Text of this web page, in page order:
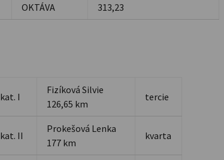
OKTÁVA 313,23
kat. I
Fizíková Silvie
126,65 km
tercie
kat. II
Prokešová Lenka
177 km
kvarta